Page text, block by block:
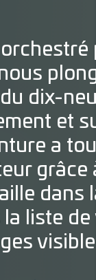
dix-
et
a
dans
liste